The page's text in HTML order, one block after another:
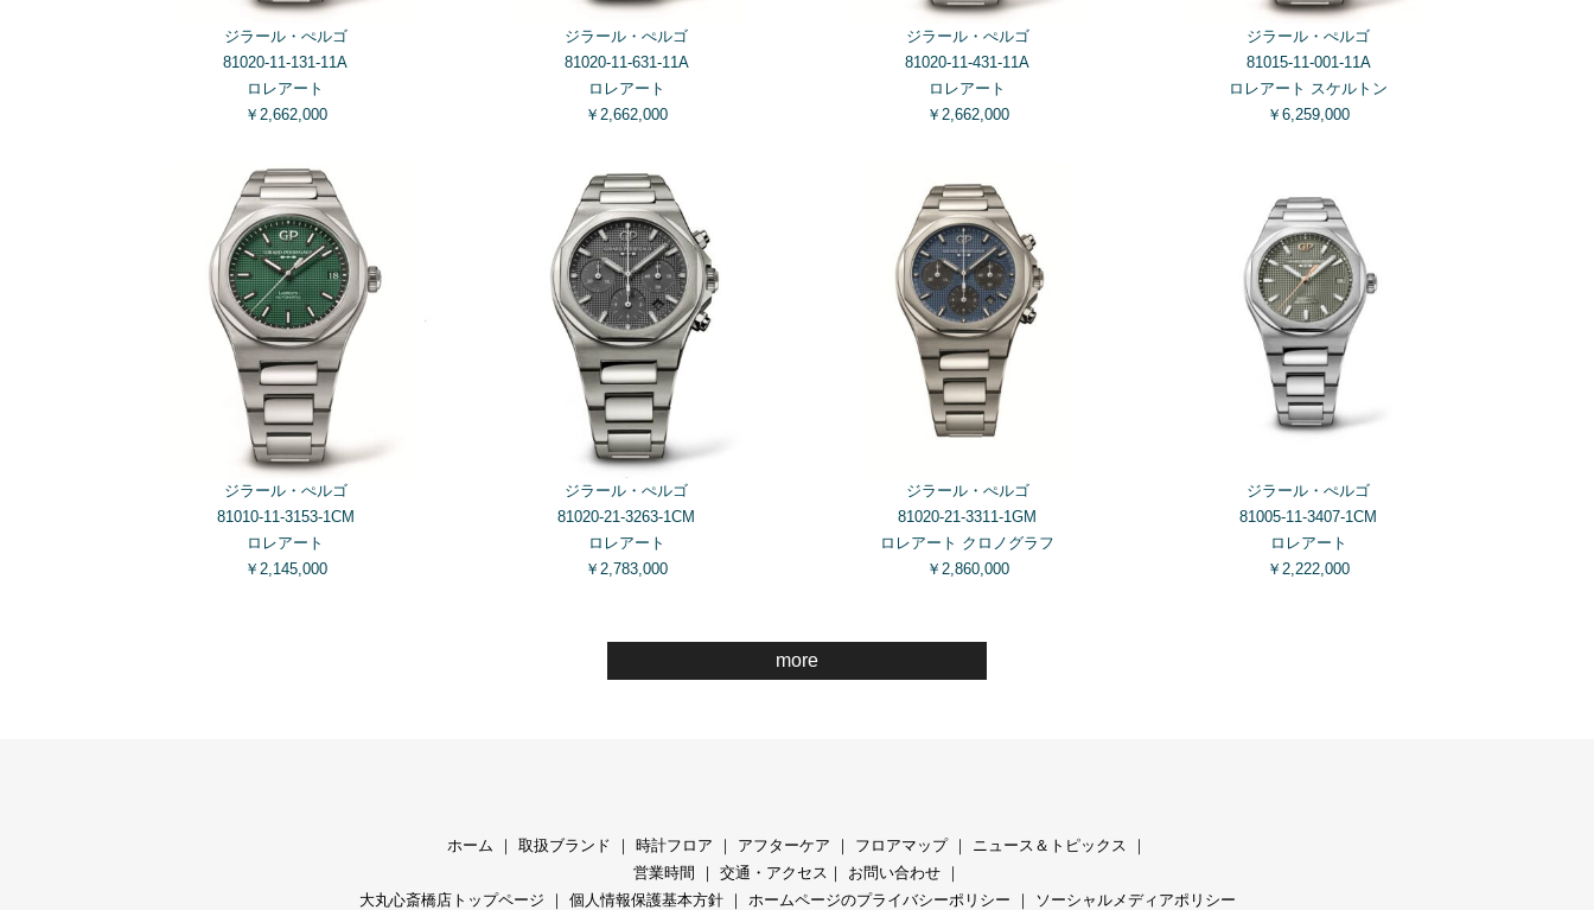
ジラール・ぺルゴ
81020-11-131-11A
ロレアート
￥2,662,000
ジラール・ぺルゴ
81020-11-631-11A
ロレアート
￥2,662,000
ジラール・ぺルゴ
81020-11-431-11A
ロレアート
￥2,662,000
ジラール・ぺルゴ
81015-11-001-11A
ロレアート スケルトン
￥6,259,000
ジラール・ぺルゴ
81010-11-3153-1CM
ロレアート
￥2,145,000
ジラール・ぺルゴ
81020-21-3263-1CM
ロレアート
￥2,783,000
ジラール・ぺルゴ
81020-21-3311-1GM
ロレアート クロノグラフ
￥2,860,000
ジラール・ぺルゴ
81005-11-3407-1CM
ロレアート
￥2,222,000
more
ホーム ｜ 取扱ブランド ｜ 時計フロア ｜ アフターケア ｜ フロアマップ｜ ニュース＆トピックス
｜
営業時間 ｜ 交通・アクセス ｜ お問い合わせ ｜
大丸心斎橋店トップページ ｜ 個人情報保護基本方針｜ ホームページのプライバシーポリシー ｜ ソーシャルメディアポリシー